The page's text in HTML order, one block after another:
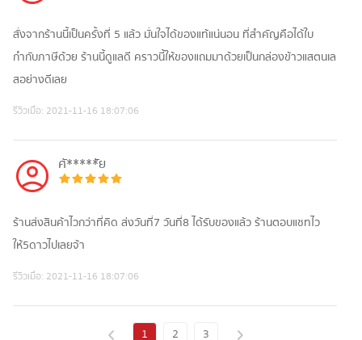
สั่งจากร้านนี้เป็นครั้งที่ 5 แล้ว มั่นใจได้ของแท้แน่นอน ที่สำคัญคือได้ใบ
กำกับภาษีด้วย ร้านนี้ดูแลดี คราวนี้ให้ของแถมมาด้วยเป็นกล่องข้าวแสตนเล
สอย่างดีเลย
รีวิวเมื่อ: 2021-11-16 18:07:06
ศั*****ัย
ร้านส่งสินค้าไวกว่าที่คิด ส่งวันที่7 วันที่8 ได้รับของแล้ว ร้านตอบแชทไว
ให้5ดาวไปเลยจ้า
รีวิวเมื่อ: 2021-11-16 18:07:06
1 2 3